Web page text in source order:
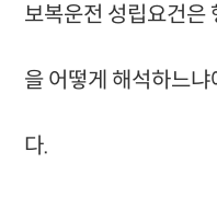
보복운전 성립요건은
을 어떻게 해석하느
다.